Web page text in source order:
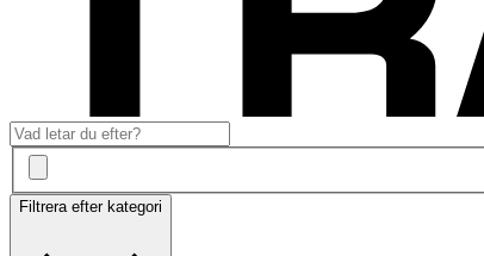
Filtrera efter kategori